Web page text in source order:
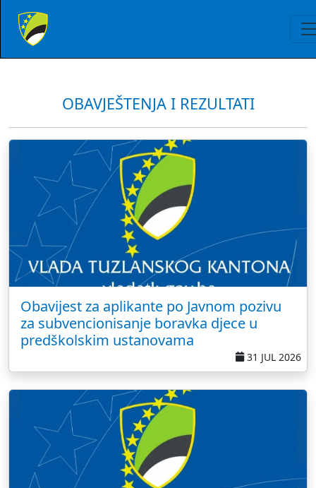
OBAVJEŠTENJA I REZULTATI
Obavijest za aplikante po Javnom pozivu
za subvencionisanje boravka djece u
predškolskim ustanovama
31 JUL 2026